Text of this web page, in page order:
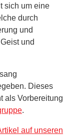
sich um eine
durch
und
und
Dieses
als Vorbereitung
.
auf unseren